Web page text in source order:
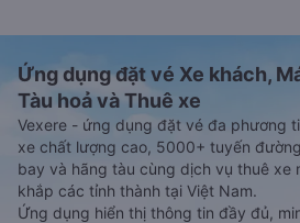
Ứng dụng đặt vé Xe khách,
Tàu hoả và Thuê xe
Vexere - ứng dụng đặt vé đa phương
xe chất lượng cao, 5000+ tuyến
bay và hãng tàu cùng dịch vụ thuê xe
khắp các tỉnh thành tại Việt Nam.
Ứng dụng hiển thị thông tin đầy đủ,